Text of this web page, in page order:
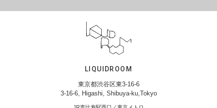
LIQUIDROOM
東京都渋谷区東3-16-6
3-16-6, Higashi, Shibuya-ku,Tokyo